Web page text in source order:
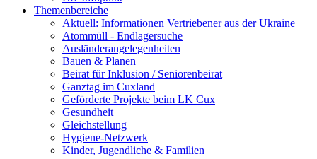
Themenbereiche
Aktuell: Informationen Vertriebener aus der Ukraine
Atommüll - Endlagersuche
Ausländerangelegenheiten
Bauen & Planen
Beirat für Inklusion / Seniorenbeirat
Ganztag im Cuxland
Geförderte Projekte beim LK Cux
Gesundheit
Gleichstellung
Hygiene-Netzwerk
Kinder, Jugendliche & Familien